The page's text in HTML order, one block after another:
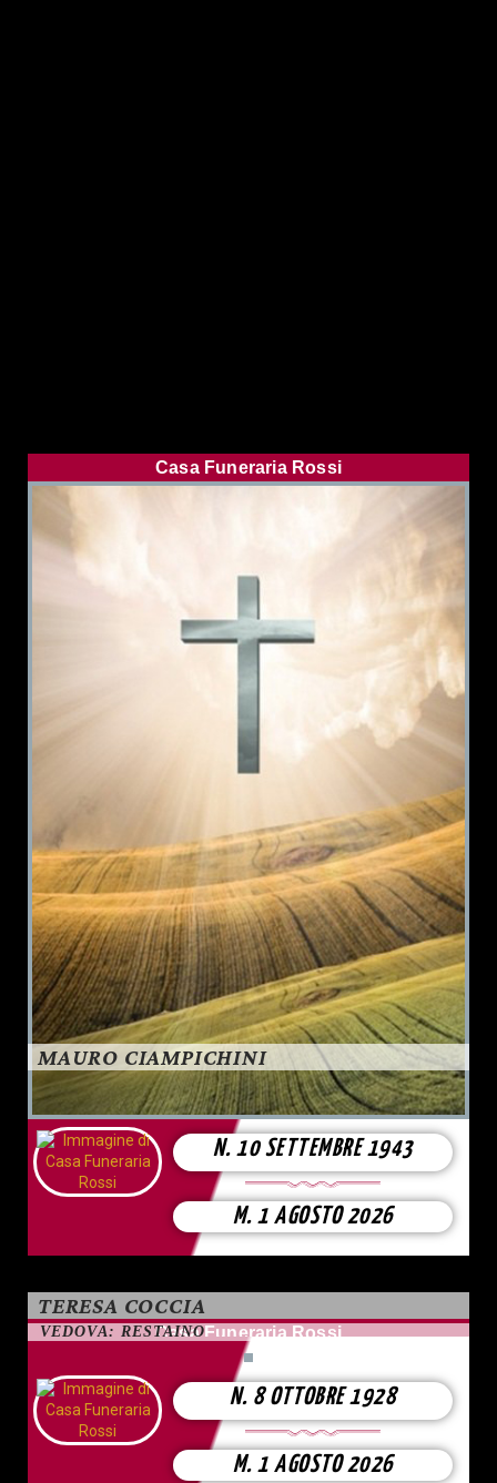
Casa Funeraria Rossi
MAURO CIAMPICHINI
N. 10 SETTEMBRE 1943
M. 1 AGOSTO 2026
Casa Funeraria Rossi
TERESA COCCIA
VEDOVA: RESTAINO
N. 8 OTTOBRE 1928
M. 1 AGOSTO 2026